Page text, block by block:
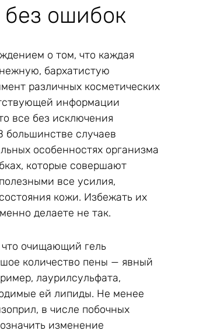
ошибок
о том, что каждая
бархатистую
различных косметических
информации
все без исключения
случаев
особенностях организма
которые совершают
все усилия,
кожи. Избежать их
делаете не так.
что очищающий гель
количество пены — явный
лаурилсульфата,
ей липиды. Не менее
в числе побочных
изменение